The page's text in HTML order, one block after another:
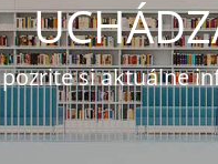
pozrite si aktuálne